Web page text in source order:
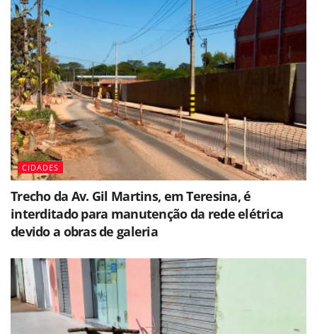
CIDADES
Trecho da Av. Gil Martins, em Teresina, é
interditado para manutenção da rede elétrica
devido a obras de galeria